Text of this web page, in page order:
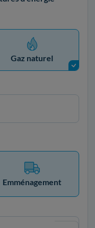
Gaz naturel
Emménagement